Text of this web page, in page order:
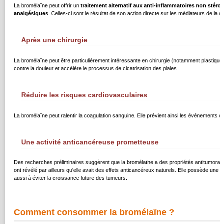
La bromélaïne peut offrir un traitement alternatif aux anti-inflammatoires non
analgésiques . Celles-ci sont le résultat de son action directe sur les médiateurs de
Après une chirurgie
La bromélaïne peut être particulièrement intéressante en chirurgie (notamment
contre la douleur et accélère le processus de cicatrisation des plaies.
Réduire les risques cardiovasculaires
La bromélaïne peut ralentir la coagulation sanguine. Elle prévient ainsi les
Une activité anticancéreuse prometteuse
Des recherches préliminaires suggèrent que la bromélaïne a des propriétés
ont révélé par ailleurs qu'elle avait des effets anticancéreux naturels. Elle possède
aussi à éviter la croissance future des tumeurs.
Comment consommer la bromélaïne ?